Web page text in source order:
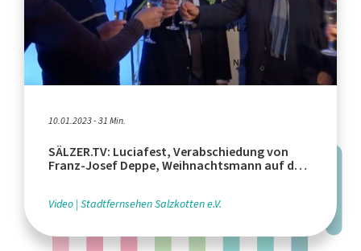
10.01.2023 - 31 Min.
SÄLZER.TV: Luciafest, Verabschiedung von
Franz-Josef Deppe, Weihnachtsmann auf dem
Video Stadtfernsehen Salzkotten e.V.